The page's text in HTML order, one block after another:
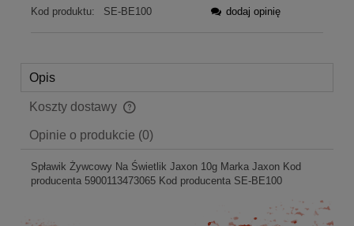
Kod produktu:
SE-BE100
dodaj opinię
Opis
Koszty dostawy
Cena nie zawiera ewentualnych kosztów płatności
Opinie o produkcie (0)
Spławik Żywcowy Na Świetlik Jaxon 10g Marka Jaxon Kod
producenta 5900113473065 Kod producenta SE-BE100